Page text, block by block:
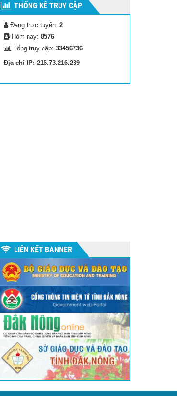
THỐNG KÊ TRUY CẬP
Đang trực tuyến: 2
Hôm nay: 8576
Tổng truy cập: 33456736
Địa chỉ IP: 216.73.216.239
LIÊN KẾT BANNER